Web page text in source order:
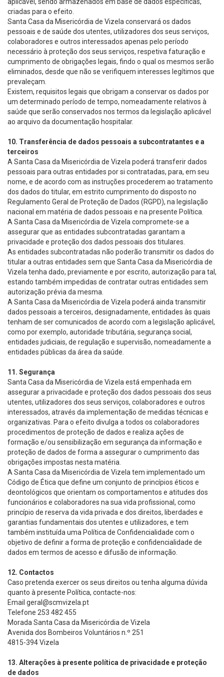
criadas para o efeito.
Santa Casa da Misericórdia de Vizela conservará os dados
pessoais e de saúde dos utentes, utilizadores dos seus serviços,
colaboradores e outros interessados apenas pelo período
necessário à proteção dos seus serviços, respetiva faturação e
cumprimento de obrigações legais, findo o qual os mesmos serão
eliminados, desde que não se verifiquem interesses legítimos que
prevaleçam.
Existem, requisitos legais que obrigam a conservar os dados por
um determinado período de tempo, nomeadamente relativos à
saúde que serão conservados nos termos da legislação aplicável
ao arquivo da documentação hospitalar.
10. Transferência de dados pessoais a subcontratantes e a
terceiros
A Santa Casa da Misericórdia de Vizela poderá transferir dados
pessoais para outras entidades por si contratadas, para, em seu
nome, e de acordo com as instruções procederem ao tratamento
dos dados do titular, em estrito cumprimento do disposto no
Regulamento Geral de Proteção de Dados (RGPD), na legislação
nacional em matéria de dados pessoais e na presente Política.
A Santa Casa da Misericórdia de Vizela compromete-se a
assegurar que as entidades subcontratadas garantam a
privacidade e proteção dos dados pessoais dos titulares.
As entidades subcontratadas não poderão transmitir os dados do
titular a outras entidades sem que Santa Casa da Misericórdia de
Vizela tenha dado, previamente e por escrito, autorização para tal,
estando também impedidas de contratar outras entidades sem
autorização prévia da mesma.
A Santa Casa da Misericórdia de Vizela poderá ainda transmitir
dados pessoais a terceiros, designadamente, entidades às quais
tenham de ser comunicados de acordo com a legislação aplicável,
como por exemplo, autoridade tributária, segurança social,
entidades judiciais, de regulação e supervisão, nomeadamente a
entidades públicas da área da saúde.
11. Segurança
Santa Casa da Misericórdia de Vizela está empenhada em
assegurar a privacidade e proteção dos dados pessoais dos seus
utentes, utilizadores dos seus serviços, colaboradores e outros
interessados, através da implementação de medidas técnicas e
organizativas. Para o efeito divulga a todos os colaboradores
procedimentos de proteção de dados e realiza ações de
formação e/ou sensibilização em segurança da informação e
proteção de dados de forma a assegurar o cumprimento das
obrigações impostas nesta matéria.
A Santa Casa da Misericórdia de Vizela tem implementado um
Código de Ética que define um conjunto de princípios éticos e
deontológicos que orientam os comportamentos e atitudes dos
funcionários e colaboradores na sua vida profissional, como
princípio de reserva da vida privada e dos direitos, liberdades e
garantias fundamentais dos utentes e utilizadores, e tem
também instituída uma Política de Confidencialidade com o
objetivo de definir a forma de proteção e confidencialidade de
dados em termos de acesso e difusão de informação.
12. Contactos
Caso pretenda exercer os seus direitos ou tenha alguma dúvida
quanto à presente Política, contacte-nos:
Email geral@scmvizela.pt
Telefone 253 482 455
Morada Santa Casa da Misericórdia de Vizela
Avenida dos Bombeiros Voluntários n.º 251
4815-394 Vizela
13. Alterações à presente política de privacidade e proteção
de dados